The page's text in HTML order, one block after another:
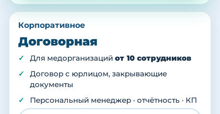
Корпоративное
Договорная
Для медорганизаций от 10 сотрудников
Договор с юрлицом, закрывающие
документы
Персональный менеджер · отчётность · КП